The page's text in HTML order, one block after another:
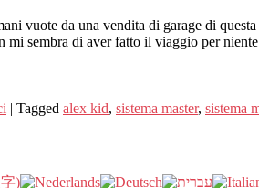
vuote da una vendita di garage di
mi sembra di aver fatto il viaggio per niente
| Tagged alex kid, sistema master, sistema